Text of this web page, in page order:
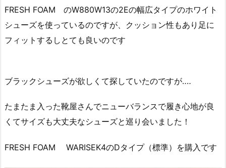
FRESH FOAM のW880W13の2Eの幅広タイプのホワイト
シューズを使っているのですが、クッション性もあり足に
フィットするしとても良いのです
ブラックシューズが欲しくて探していたのですが‥‥
たまたま入った靴屋さんでニューバランスで履き心地が良
くてサイズも大丈夫なシューズと巡り会いました！
FRESH FOAM WARISEK4のDタイプ（標準）を購入です